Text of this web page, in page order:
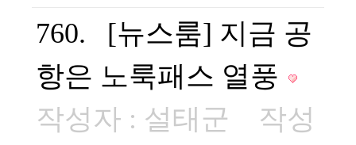
760. [뉴스룸] 지금 공
항은 노룩패스 열풍
작성자 : 설태군 작성